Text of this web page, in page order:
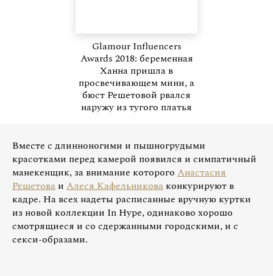
Glamour Influencers
Awards 2018: беременная
Ханна пришла в
просвечивающем мини, а
бюст Решетовой рвался
наружу из тугого платья
Вместе с длинноногими и пышногрудыми
красотками перед камерой появился и симпатичный
манекенщик, за внимание которого Анастасия
Решетова и Алеся Кафельникова конкурируют в
кадре. На всех надеты расписанные вручную куртки
из новой коллекции In Hype, одинаково хорошо
смотрящиеся и со сдержанными городскими, и с
секси-образами.